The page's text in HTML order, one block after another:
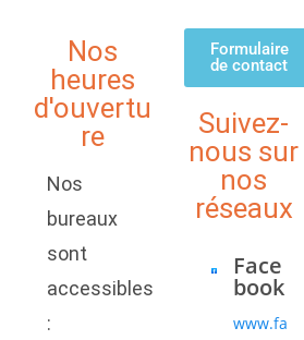
Nos
heures
d'ouvertu
re
Nos
bureaux
sont
accessibles
:
Formulaire
de contact
Suivez-
nous sur
nos
réseaux
Face
book
www.fa